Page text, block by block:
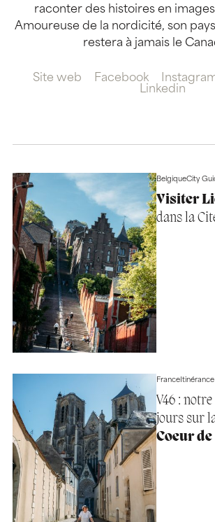
raconter des histoires en
Amoureuse de la nordicité, son
restera à jamais le
Site web Facebook
Linkedin
BelgiqueCity
Visiter
dans la
FranceItinérance
V46 :
jours sur
Coeur